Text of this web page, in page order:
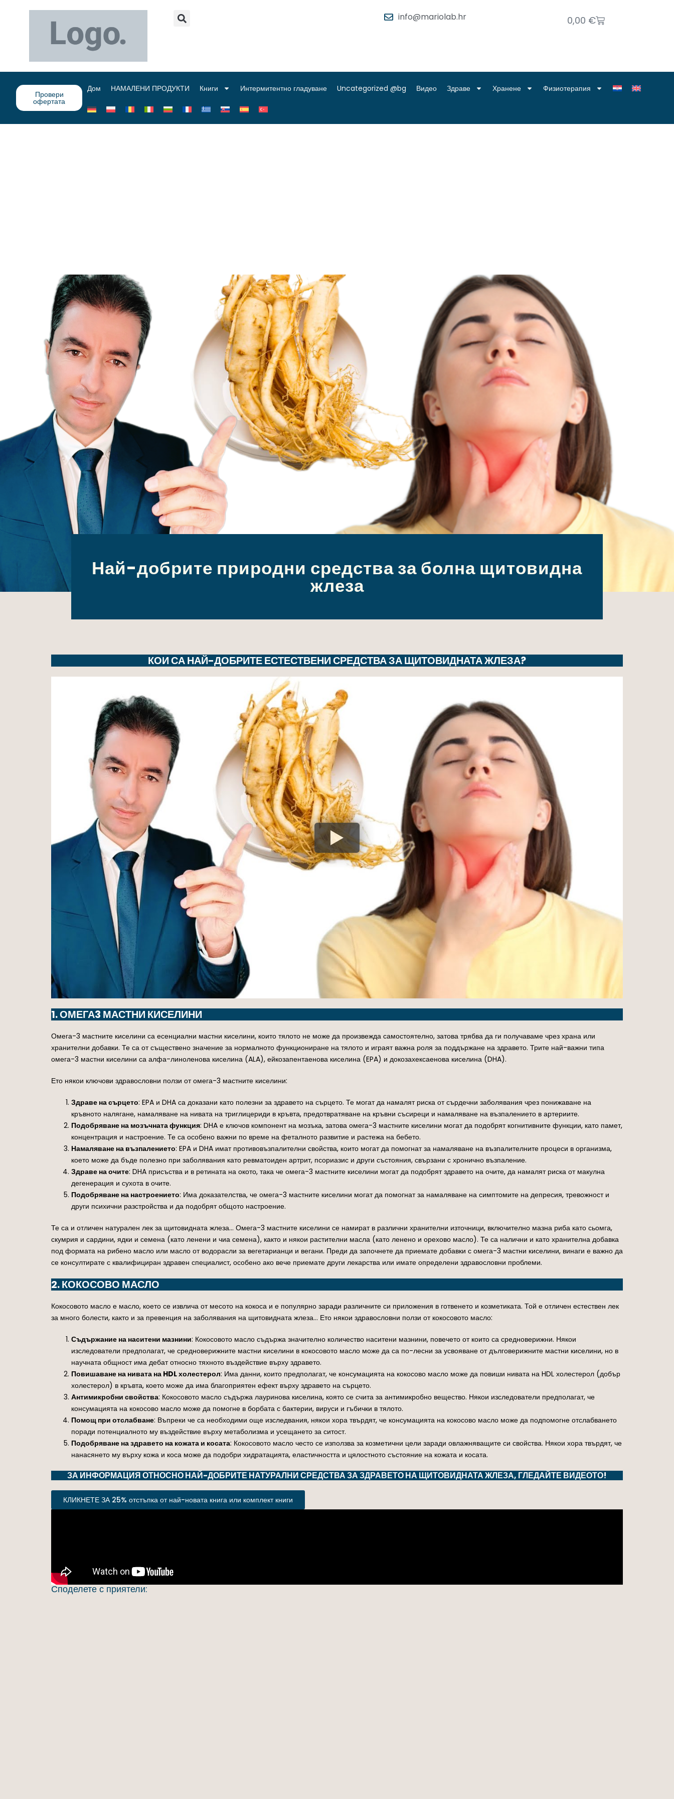
info@mariolab.hr 0,00 €
Провери
офертата
Дом НАМАЛЕНИ ПРОДУКТИ Книги Интермитентно гладуване Uncategorized @bg Видео Здраве Хранене Физиотерапия
Най-добрите природни средства за болна щитовидна
жлеза
КОИ СА НАЙ-ДОБРИТЕ ЕСТЕСТВЕНИ СРЕДСТВА ЗА ЩИТОВИДНАТА ЖЛЕЗА?
1. ОМЕГА3 МАСТНИ КИСЕЛИНИ
Омега-3 мастните киселини са есенциални мастни киселини, които тялото не може да произвежда самостоятелно, затова трябва да ги получаваме чрез храна или
хранителни добавки. Те са от съществено значение за нормалното функциониране на тялото и играят важна роля за поддържане на здравето. Трите най-важни типа
омега-3 мастни киселини са алфа-линоленова киселина (ALA), ейкозапентаенова киселина (EPA) и докозахексаенова киселина (DHA).
Ето някои ключови здравословни ползи от омега-3 мастните киселини:
Здраве на сърцето: EPA и DHA са доказани като полезни за здравето на сърцето. Те могат да намалят риска от сърдечни заболявания чрез понижаване на
кръвното налягане, намаляване на нивата на триглицериди в кръвта, предотвратяване на кръвни съсиреци и намаляване на възпалението в артериите.
Подобряване на мозъчната функция: DHA е ключов компонент на мозъка, затова омега-3 мастните киселини могат да подобрят когнитивните функции, като памет,
концентрация и настроение. Те са особено важни по време на феталното развитие и растежа на бебето.
Намаляване на възпалението: EPA и DHA имат противовъзпалителни свойства, които могат да помогнат за намаляване на възпалителните процеси в организма,
което може да бъде полезно при заболявания като ревматоиден артрит, псориазис и други състояния, свързани с хронично възпаление.
Здраве на очите: DHA присъства и в ретината на окото, така че омега-3 мастните киселини могат да подобрят здравето на очите, да намалят риска от макулна
дегенерация и сухота в очите.
Подобряване на настроението: Има доказателства, че омега-3 мастните киселини могат да помогнат за намаляване на симптомите на депресия, тревожност и
други психични разстройства и да подобрят общото настроение.
Те са и отличен натурален лек за щитовидната жлеза… Омега-3 мастните киселини се намират в различни хранителни източници, включително мазна риба като сьомга,
скумрия и сардини, ядки и семена (като ленени и чиа семена), както и някои растителни масла (като ленено и орехово масло). Те са налични и като хранителна добавка
под формата на рибено масло или масло от водорасли за вегетарианци и вегани. Преди да започнете да приемате добавки с омега-3 мастни киселини, винаги е важно да
се консултирате с квалифициран здравен специалист, особено ако вече приемате други лекарства или имате определени здравословни проблеми.
2. КОКОСОВО МАСЛО
Кокосовото масло е масло, което се извлича от месото на кокоса и е популярно заради различните си приложения в готвенето и козметиката. Той е отличен естествен лек
за много болести, както и за превенция на заболявания на щитовидната жлеза… Ето някои здравословни ползи от кокосовото масло:
Съдържание на наситени мазнини: Кокосовото масло съдържа значително количество наситени мазнини, повечето от които са средноверижни. Някои
изследователи предполагат, че средноверижните мастни киселини в кокосовото масло може да са по-лесни за усвояване от дълговерижните мастни киселини, но в
научната общност има дебат относно тяхното въздействие върху здравето.
Повишаване на нивата на HDL холестерол: Има данни, които предполагат, че консумацията на кокосово масло може да повиши нивата на HDL холестерол (добър
холестерол) в кръвта, което може да има благоприятен ефект върху здравето на сърцето.
Антимикробни свойства: Кокосовото масло съдържа лауринова киселина, която се счита за антимикробно вещество. Някои изследователи предполагат, че
консумацията на кокосово масло може да помогне в борбата с бактерии, вируси и гъбички в тялото.
Помощ при отслабване: Въпреки че са необходими още изследвания, някои хора твърдят, че консумацията на кокосово масло може да подпомогне отслабването
поради потенциалното му въздействие върху метаболизма и усещането за ситост.
Подобряване на здравето на кожата и косата: Кокосовото масло често се използва за козметични цели заради овлажняващите си свойства. Някои хора твърдят, че
нанасянето му върху кожа и коса може да подобри хидратацията, еластичността и цялостното състояние на кожата и косата.
ЗА ИНФОРМАЦИЯ ОТНОСНО НАЙ-ДОБРИТЕ НАТУРАЛНИ СРЕДСТВА ЗА ЗДРАВЕТО НА ЩИТОВИДНАТА ЖЛЕЗА, ГЛЕДАЙТЕ ВИДЕОТО!
КЛИКНЕТЕ ЗА 25% отстъпка от най-новата книга или комплект книги
Споделете с приятели: